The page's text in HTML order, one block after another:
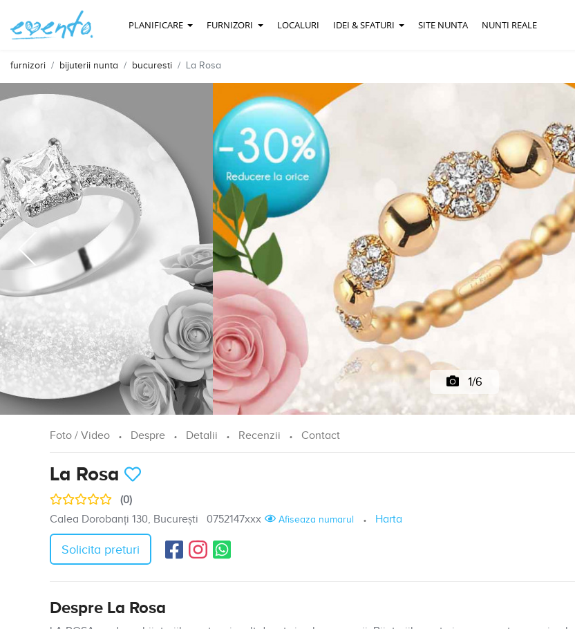
PLANIFICARE FURNIZORI LOCALURI IDEI & SFATURI SITE NUNTA NUNTI REALE
furnizori bijuterii nunta bucuresti La Rosa
1/6
Foto / Video Despre Detalii Recenzii Contact
La Rosa
(0)
Calea Dorobanți 130, București
0752147xxx Afiseaza numarul Harta
Solicita preturi
Despre La Rosa